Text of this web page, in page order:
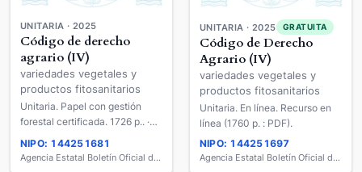
UNITARIA · 2025
Código de derecho
agrario (IV)
variedades vegetales y
productos fitosanitarios
Unitaria. Papel con gestión
forestal certificada. 1726 p.. ·
24 cm.
NIPO: 144251681
Agencia Estatal Boletín Oficial del Estado
UNITARIA · 2025 GRATUITA
Código de Derecho
Agrario (IV)
variedades vegetales y
productos fitosanitarios
Unitaria. En línea. Recurso en
línea (1760 p. : PDF).
NIPO: 144251697
Agencia Estatal Boletín Oficial del Estado